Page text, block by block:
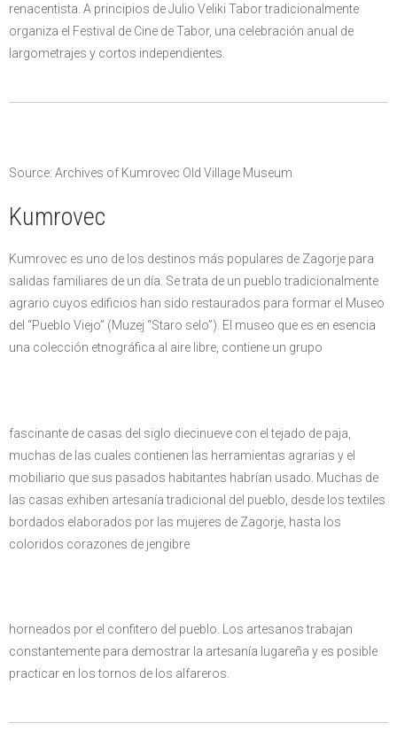
renacentista. A principios de Julio Veliki Tabor tradicionalmente
organiza el Festival de Cine de Tabor, una celebración anual de
largometrajes y cortos independientes.
Source: Archives of Kumrovec Old Village Museum
Kumrovec
Kumrovec es uno de los destinos más populares de Zagorje para
salidas familiares de un día. Se trata de un pueblo tradicionalmente
agrario cuyos edificios han sido restaurados para formar el Museo
del “Pueblo Viejo” (Muzej “Staro selo”). El museo que es en esencia
una colección etnográfica al aire libre, contiene un grupo
fascinante de casas del siglo diecinueve con el tejado de paja,
muchas de las cuales contienen las herramientas agrarias y el
mobiliario que sus pasados habitantes habrían usado. Muchas de
las casas exhiben artesanía tradicional del pueblo, desde los textiles
bordados elaborados por las mujeres de Zagorje, hasta los
coloridos corazones de jengibre
horneados por el confitero del pueblo. Los artesanos trabajan
constantemente para demostrar la artesanía lugareña y es posible
practicar en los tornos de los alfareros.